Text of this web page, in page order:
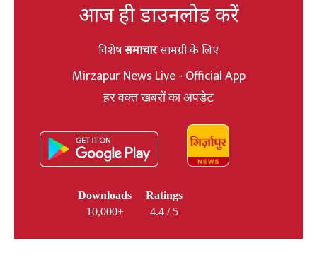
आज ही डाउनलोड करें
विशेषसमाचारसामग्री के लिए
Mirzapur News Live - Official App
हर वक्त खबरों का अपडेट
Downloads
10,000+
Ratings
4.4 / 5